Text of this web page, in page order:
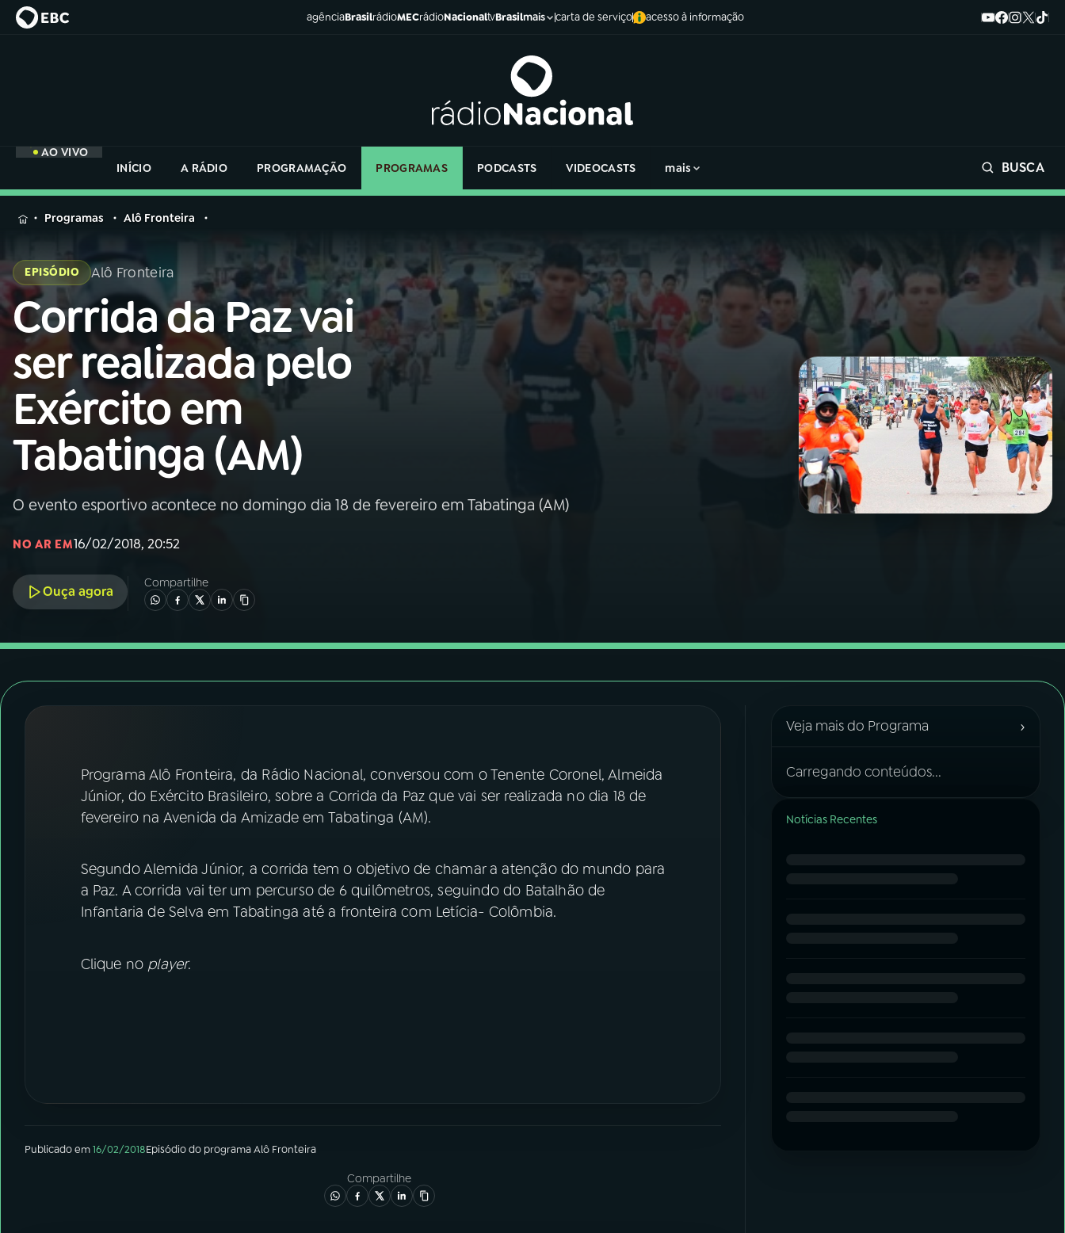
agênciaBrasilrádioMECrádioNacionaltvBrasilmais carta de serviço acesso à informação
AO VIVO
INÍCIO
A RÁDIO PROGRAMAÇÃO PROGRAMAS PODCASTS VIDEOCASTS mais BUSCA
MENU
Buscar
na
Rádio
Nacional
Buscar
AO VIVO
01 INÍCIO
02 A RÁDIO
03PROGRAMAÇÃO
05PODCASTS
FESTIVAL DE MÚSICA
ACOMPANHE A RÁDIO NACIONAL
Instagram X
na
Rádio
Nacional
Programas Alô Fronteira
EPISÓDIO Alô Fronteira
Corrida da Paz vai
ser realizada pelo
Exército em
Tabatinga (AM)
O evento esportivo acontece no domingo dia 18 de fevereiro em Tabatinga (AM)
NO AR EM16/02/2018, 20:52
Ouça agora
Compartilhe
Programa Alô Fronteira, da Rádio Nacional, conversou com o Tenente Coronel, Almeida
Júnior, do Exército Brasileiro, sobre a Corrida da Paz que vai ser realizada no dia 18 de
fevereiro na Avenida da Amizade em Tabatinga (AM).
Segundo Alemida Júnior, a corrida tem o objetivo de chamar a atenção do mundo para
a Paz. A corrida vai ter um percurso de 6 quilômetros, seguindo do Batalhão de
Infantaria de Selva em Tabatinga até a fronteira com Letícia- Colômbia.
Clique no player.
Publicado em16/02/2018Episódiodo programaAlô Fronteira
Compartilhe
Veja mais do Programa ›
Carregando conteúdos...
Notícias Recentes